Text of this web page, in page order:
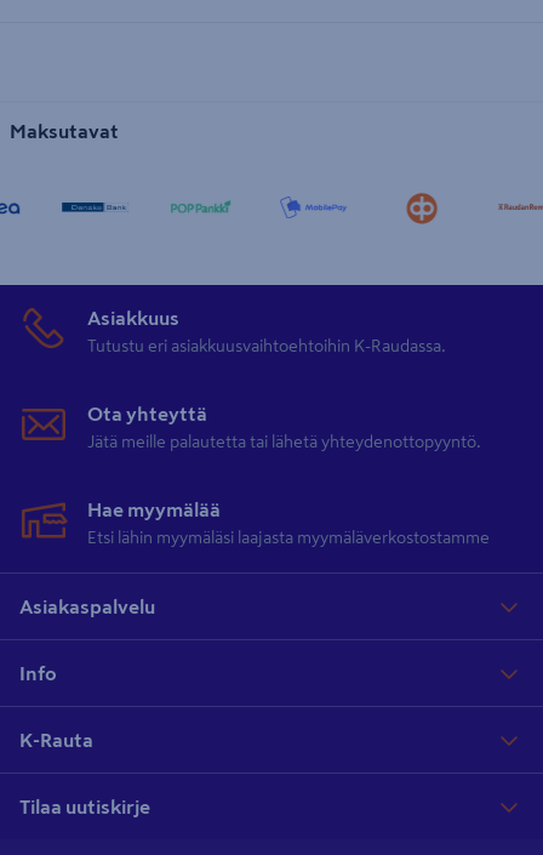
Maksutavat
Asiakkuus
Tutustu eri asiakkuusvaihtoehtoihin K-Raudassa.
Ota yhteyttä
Jätä meille palautetta tai lähetä yhteydenottopyyntö.
Hae myymälää
Etsi lähin myymäläsi laajasta myymäläverkostostamme
Asiakaspalvelu
Info
K-Rauta
Tilaa uutiskirje